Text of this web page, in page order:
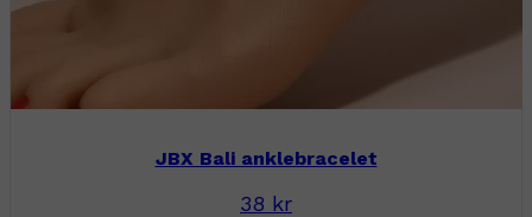
JBX Bali anklebracelet
38 kr